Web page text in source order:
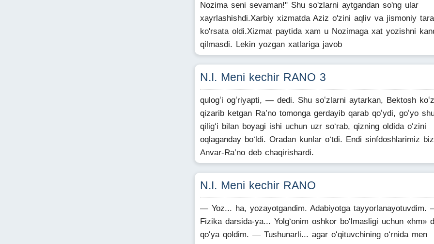
Nozima seni sevaman!" Shu so'zlarni aytgandan so'ng ular
xayrlashishdi.Xarbiy xizmatda Aziz o'zini aqliv va jismoniy
ko'rsata oldi.Xizmat paytida xam u Nozimaga xat yozishni
qilmasdi. Lekin yozgan xatlariga javob
N.I. Meni kechir RANO 3
qulogʻi ogʻriyapti, — dedi. Shu soʻzlarni aytarkan, Bektosh
qizarib ketgan Ra’no tomonga gerdayib qarab qoʻydi, goʻyo
qiligʻi bilan boyagi ishi uchun uzr soʻrab, qizning oldida oʻzini
oqlaganday boʻldi. Oradan kunlar oʻtdi. Endi sinfdoshlarimiz
Anvar-Ra’no deb chaqirishardi.
N.I. Meni kechir RANO
— Yoz... ha, yozayotgandim. Adabiyotga tayyorlanayotuvdim.
Fizika darsida-ya... Yolgʻonim oshkor boʻlmasligi uchun «hm»
qoʻya qoldim. — Tushunarli... agar oʻqituvchining oʻrnida men